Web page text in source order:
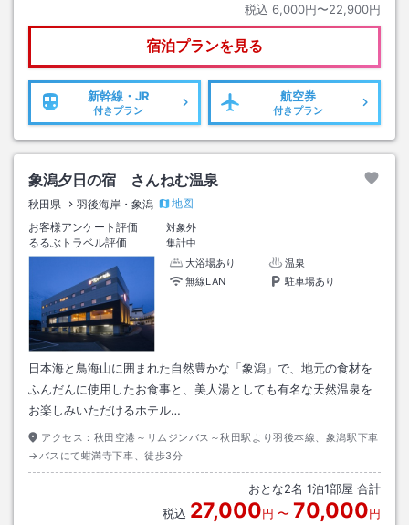
税込 6,000円〜22,900円
宿泊プランを見る
新幹線・JR
付きプラン
航空券
付きプラン
象潟夕日の宿 さんねむ温泉
秋田県 羽後海岸・象潟
地図
お客様アンケート評価
対象外
るるぶトラベル評価
集計中
大浴場あり
温泉
無線LAN
駐車場あり
日本海と鳥海山に囲まれた自然豊かな「象潟」で、地元の食材を
ふんだんに使用したお食事と、美人湯としても有名な天然温泉を
お楽しみいただけるホテル…
アクセス： 秋田空港～リムジンバス～秋田駅より羽後本線、象潟駅下車
→バスにて蚶満寺下車、徒歩3分
おとな2名 1泊1部屋 合計
税込 27,000円 〜 70,000円